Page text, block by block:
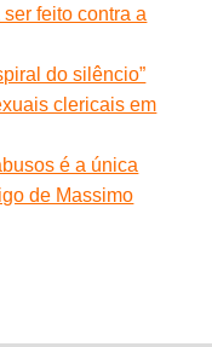
feito contra a
do silêncio”
clericais em
é a única
de Massimo